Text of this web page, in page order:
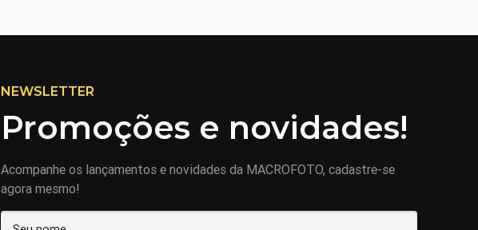
NEWSLETTER
Promoções e novidades!
Acompanhe os lançamentos e novidades da MACROFOTO, cadastre-se
agora mesmo!